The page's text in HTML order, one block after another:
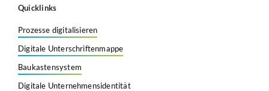
Quicklinks
Prozesse digitalisieren
Digitale Unterschriftenmappe
Baukastensystem
Digitale Unternehmensidentität